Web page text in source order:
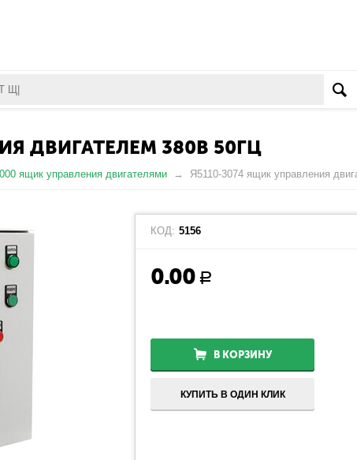
ДВИГАТЕЛЕМ 380В 50ГЦ
ящик управления двигателями Я5110-3074 ящик управления
КОД: 5156
0.00 Р
В КОРЗИНУ
КУПИТЬ В ОДИН КЛИК